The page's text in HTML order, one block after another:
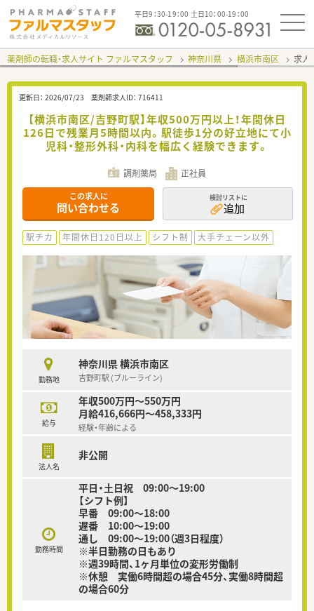
平日9：30-19：00 土日10：00-19：00
薬剤師の転職・求人サイト ファルマスタッフ 神奈川県 横浜市南区 求人
更新日： 2026/07/23 薬剤師求人ID： 716411
【横浜市南区/吉野町駅】年収500万円以上！年間休日
126日で残業月5時間以内。駅徒歩1分の好立地にて小
児科・整形外科・内科を幅広く経験できます。
調剤薬局 正社員
この求人に
問い合わせる
検討リストに
追加
駅チカ 年間休日120日以上 シフト制 大手チェーン以外
勤務地
神奈川県 横浜市南区
吉野町駅 (ブルーライン)
給与
年収500万円～550万円
月給416,666円～458,333円
経験・年齢による
法人名
非公開
勤務時間
平日・土日祝 09:00～19:00
【シフト例】
早番 09:00～18:00
遅番 10:00～19:00
通し 09:00～19:00（週3日程度）
※半日勤務の日もあり
※週39時間、1ヶ月単位の変形労働制
※休憩 実働6時間超の場合45分、実働8時間超
の場合60分